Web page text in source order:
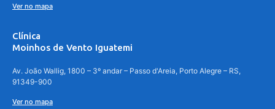
Ver no mapa
Clínica
Moinhos de Vento Iguatemi
Av. João Wallig, 1800 – 3º andar – Passo d'Areia, Porto Alegre – RS,
91349-900
Ver no mapa